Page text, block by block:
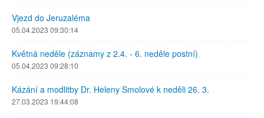
Vjezd do Jeruzaléma
05.04.2023 09:30:14
Květná neděle (záznamy z 2.4. - 6. neděle postní)
05.04.2023 09:28:10
Kázání a modlitby Dr. Heleny Smolové k neděli 26. 3.
27.03.2023 19:44:08